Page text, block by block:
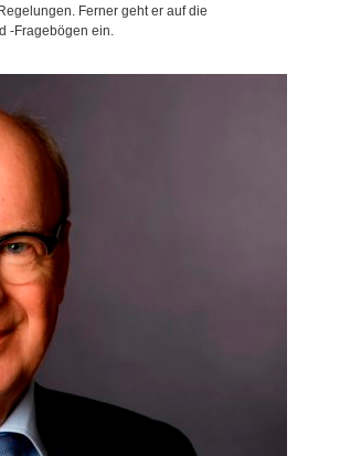
Ferner geht er auf die
-Fragebögen ein.